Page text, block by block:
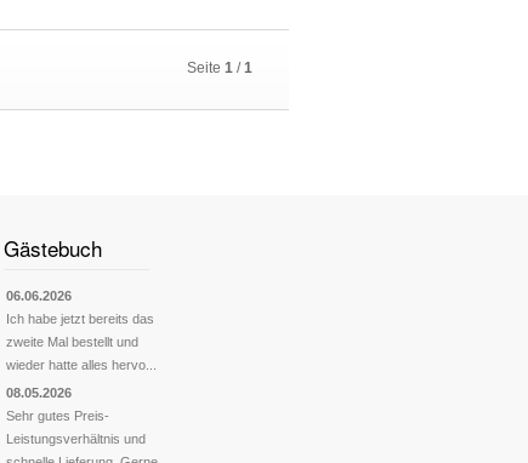
Seite 1 /1
Gästebuch
06.06.2026
Ich habe jetzt bereits das
zweite Mal bestellt und
wieder hatte alles hervo...
08.05.2026
Sehr gutes Preis-
Leistungsverhältnis und